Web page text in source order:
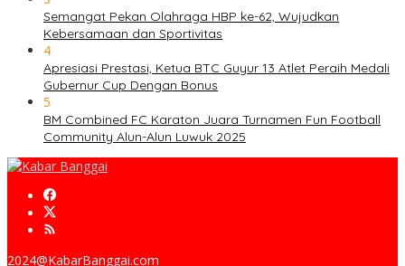
Semangat Pekan Olahraga HBP ke-62, Wujudkan
Kebersamaan dan Sportivitas
4
Apresiasi Prestasi, Ketua BTC Guyur 13 Atlet Peraih Medali
Gubernur Cup Dengan Bonus
5
BM Combined FC Karaton Juara Turnamen Fun Football
Community Alun-Alun Luwuk 2025
2024@KabarBanggai.com